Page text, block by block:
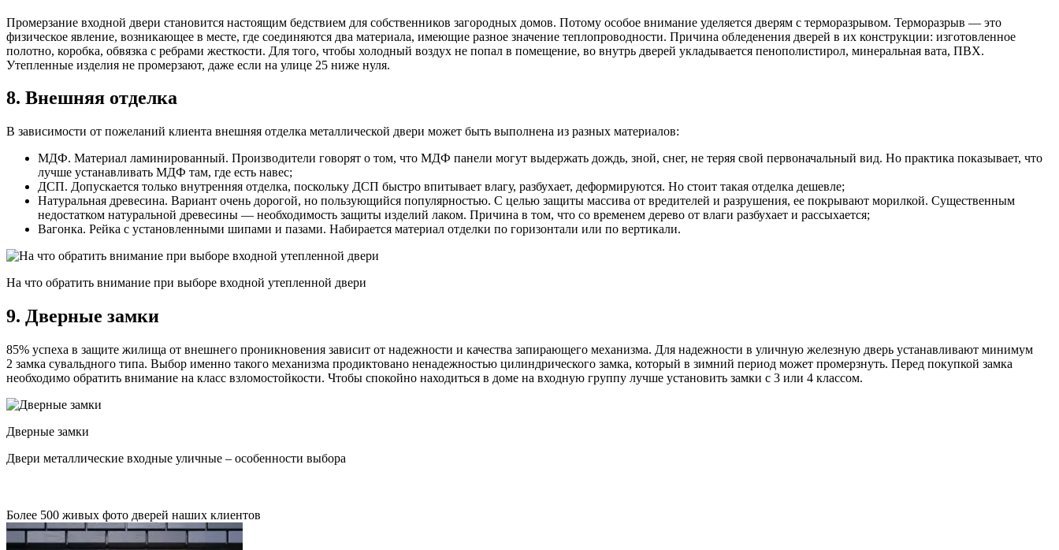
Промерзание входной двери становится настоящим бедствием для собственников загородных домов. Потому особое внимание уделяется дверям с терморазрывом. Терморазрыв — это
физическое явление, возникающее в месте, где соединяются два материала, имеющие разное значение теплопроводности. Причина обледенения дверей в их конструкции: изготовленное
полотно, коробка, обвязка с ребрами жесткости. Для того, чтобы холодный воздух не попал в помещение, во внутрь дверей укладывается пенополистирол, минеральная вата, ПВХ.
Утепленные изделия не промерзают, даже если на улице 25 ниже нуля.
8. Внешняя отделка
В зависимости от пожеланий клиента внешняя отделка металлической двери может быть выполнена из разных материалов:
МДФ. Материал ламинированный. Производители говорят о том, что МДФ панели могут выдержать дождь, зной, снег, не теряя свой первоначальный вид. Но практика показывает, что
лучше устанавливать МДФ там, где есть навес;
ДСП. Допускается только внутренняя отделка, поскольку ДСП быстро впитывает влагу, разбухает, деформируются. Но стоит такая отделка дешевле;
Натуральная древесина. Вариант очень дорогой, но пользующийся популярностью. С целью защиты массива от вредителей и разрушения, ее покрывают морилкой. Существенным
недостатком натуральной древесины — необходимость защиты изделий лаком. Причина в том, что со временем дерево от влаги разбухает и рассыхается;
Вагонка. Рейка с установленными шипами и пазами. Набирается материал отделки по горизонтали или по вертикали.
На что обратить внимание при выборе входной утепленной двери
9. Дверные замки
85% успеха в защите жилища от внешнего проникновения зависит от надежности и качества запирающего механизма. Для надежности в уличную железную дверь устанавливают минимум
2 замка сувальдного типа. Выбор именно такого механизма продиктовано ненадежностью цилиндрического замка, который в зимний период может промерзнуть. Перед покупкой замка
необходимо обратить внимание на класс взломостойкости. Чтобы спокойно находиться в доме на входную группу лучше установить замки с 3 или 4 классом.
Дверные замки
Двери металлические входные уличные – особенности выбора
Более 500 живых фото дверей наших клиентов